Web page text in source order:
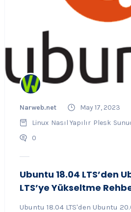
Narweb.net
May 17, 2023
Linux Nasıl Yapılır Plesk
0
Ubuntu 18.04 LTS’den
LTS’ye Yükseltme
Ubuntu 18.04 LTS'den Ubuntu